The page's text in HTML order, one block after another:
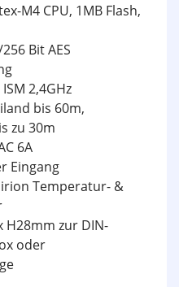
M4 CPU, 1MB Flash,
Bit AES
2,4GHz
bis 60m,
zu 30m
6A
Eingang
Temperatur- &
H28mm zur DIN-
oder